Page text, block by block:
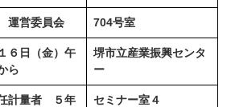
運営委員会 704号室
６日（金）午
ら
堺市立産業振興センタ
ー
計量者 ５年
セミナー室４